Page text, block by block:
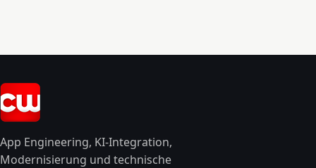
App Engineering, KI-Integration,
Modernisierung und technische